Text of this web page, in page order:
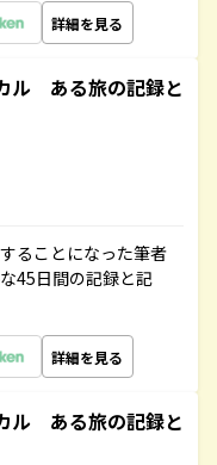
詳細を見る
ル ある旅の記録と
ることになった筆者
45日間の記録と記
詳細を見る
ル ある旅の記録と